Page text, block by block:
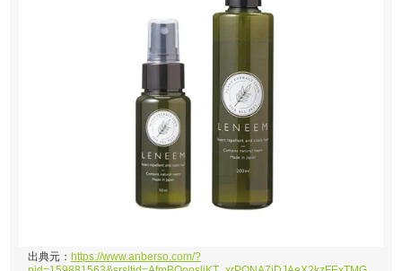
出典元： https://www.anberso.com/?